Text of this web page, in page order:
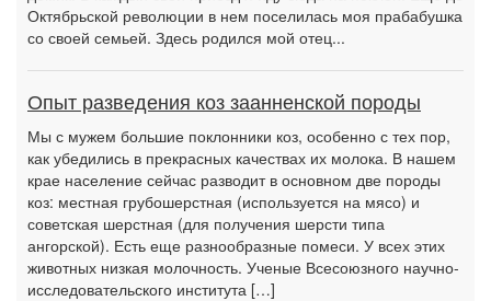
Октябрьской революции в нем поселилась моя прабабушка
со своей семьей. Здесь родился мой отец...
Опыт разведения коз заанненской породы
Мы с мужем большие поклонники коз, особенно с тех пор,
как убедились в прекрасных качествах их молока. В нашем
крае население сейчас разводит в основном две породы
коз: местная грубошерстная (используется на мясо) и
советская шерстная (для получения шерсти типа
ангорской). Есть еще разнообразные помеси. У всех этих
животных низкая молочность. Ученые Всесоюзного научно-
исследовательского института […]